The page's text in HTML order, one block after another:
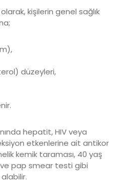
kişilerin genel sağlık
düzeyleri,
hepatit, HIV veya
etkenlerine ait antikor
kemik taraması, 40 yaş
pap smear testi gibi